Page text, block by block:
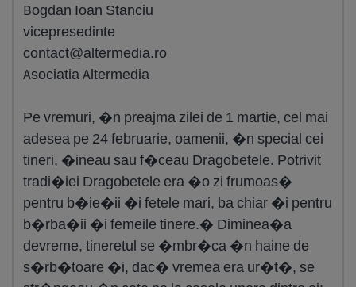
Bogdan Ioan Stanciu
vicepresedinte
contact@altermedia.ro
Asociatia Altermedia
Pe vremuri, �n preajma zilei de 1 martie, cel mai
adesea pe 24 februarie, oamenii, �n special cei
tineri, �ineau sau f�ceau Dragobetele. Potrivit
tradi�iei Dragobetele era �o zi frumoas�
pentru b�ie�ii �i fetele mari, ba chiar �i pentru
b�rba�ii �i femeile tinere.� Diminea�a
devreme, tineretul se �mbr�ca �n haine de
s�rb�toare �i, dac� vremea era ur�t�, se